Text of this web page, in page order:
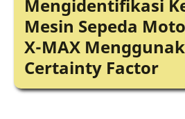
Mengidentifikasi
Mesin Sepeda
X-MAX
Certainty Factor